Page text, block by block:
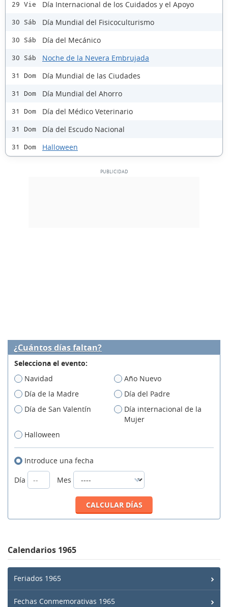
29 Vie Día Internacional de los Cuidados y el Apoyo
30 Sáb Día Mundial del Fisicoculturismo
30 Sáb Día del Mecánico
30 Sáb Noche de la Nevera Embrujada
31 Dom Día Mundial de las Ciudades
31 Dom Día Mundial del Ahorro
31 Dom Día del Médico Veterinario
31 Dom Día del Escudo Nacional
31 Dom Halloween
¿Cuántos días faltan?
Selecciona el evento:
Navidad
Año Nuevo
Día de la Madre
Día del Padre
Día de San Valentín
Día internacional de la
Mujer
Halloween
Introduce una fecha
Día
Mes
Calendarios 1965
Feriados 1965
Fechas Conmemorativas 1965